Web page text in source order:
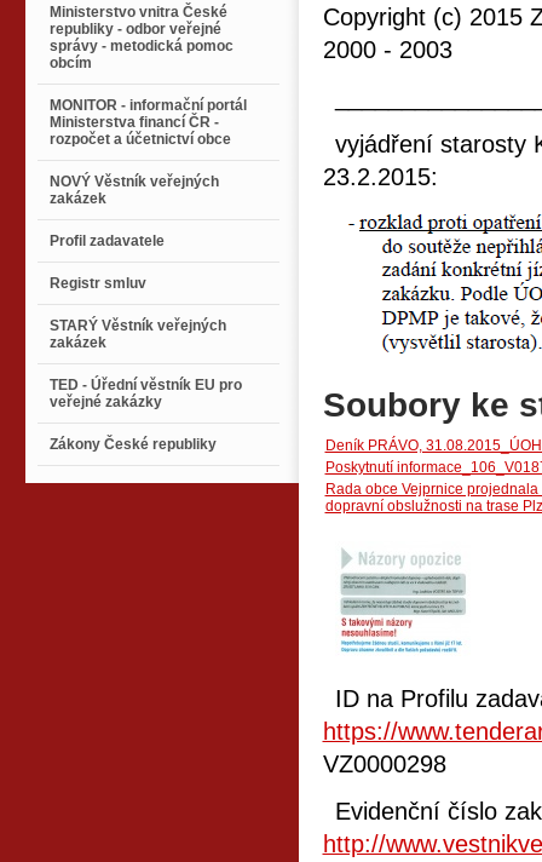
Ministerstvo vnitra České
republiky - odbor veřejné
správy - metodická pomoc
obcím
MONITOR - informační portál
Ministerstva financí ČR -
rozpočet a účetnictví obce
NOVÝ Věstník veřejných
zakázek
Profil zadavatele
Registr smluv
STARÝ Věstník veřejných
zakázek
TED - Úřední věstník EU pro
veřejné zakázky
Zákony České republiky
Copyright (c) 2015
2000 - 2003
vyjádření starosty
23.2.2015:
Soubory ke
Deník PRÁVO,
Poskytnutí
Rada obce Vejprnice
dopravní obslužnosti na trase
ID na Profilu
https://
VZ0000298
Evidenční číslo
http://